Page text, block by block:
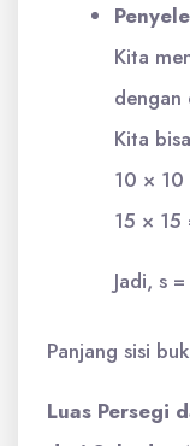
Kita
dengan
Kita
10 ×
15 × 15
Jadi, s
Panjang sisi
Luas Persegi